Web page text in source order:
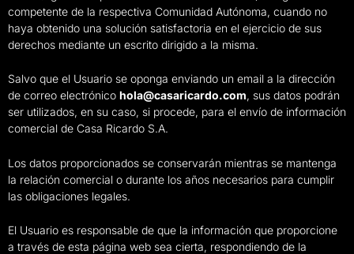
competente de la respectiva Comunidad Autónoma, cuando no
haya obtenido una solución satisfactoria en el ejercicio de sus
derechos mediante un escrito dirigido a la misma.
Salvo que el Usuario se oponga enviando un email a la dirección
de correo electrónico hola@casaricardo.com, sus datos podrán
ser utilizados, en su caso, si procede, para el envío de información
comercial de Casa Ricardo S.A.
Los datos proporcionados se conservarán mientras se mantenga
la relación comercial o durante los años necesarios para cumplir
las obligaciones legales.
El Usuario es responsable de que la información que proporcione
a través de esta página web sea cierta, respondiendo de la